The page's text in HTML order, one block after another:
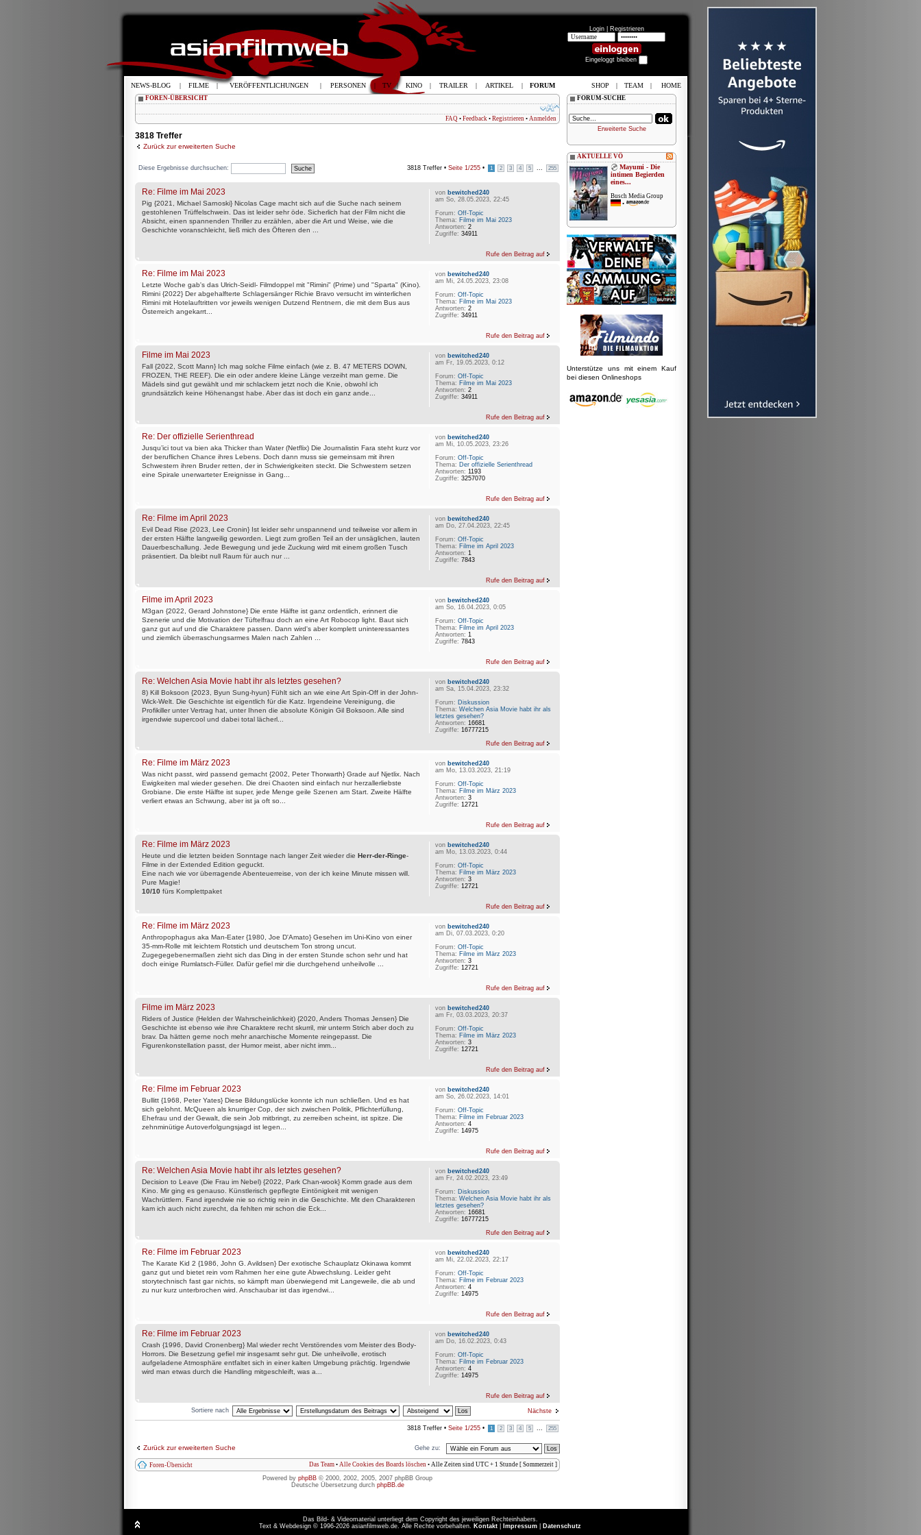
Login | Registrieren
Eingeloggt bleiben
FOREN-ÜBERSICHT
FAQ • Feedback • Registrieren • Anmelden
3818 Treffer
Zurück zur erweiterten Suche
Diese Ergebnisse durchsuchen: 3818 Treffer • Seite 1 /255 • 1 2 3 4 5 255
Re: Filme im Mai 2023
Pig {2021, Michael Sarnoski} Nicolas Cage macht sich auf die Suche nach seinem
gestohlenen Trüffelschwein. Das ist leider sehr öde. Sicherlich hat der Film nicht die
Absicht, einen spannenden Thriller zu erzählen, aber die Art und Weise, wie die
Geschichte voranschleicht, ließ mich des Öfteren den ...
von bewitched240
am So, 28.05.2023, 22:45
Forum: Off-Topic
Thema: Filme im Mai 2023
Antworten: 2
Zugriffe: 34911
Rufe den Beitrag auf
Re: Filme im Mai 2023
Letzte Woche gab's das Ulrich-Seidl- Filmdoppel mit "Rimini" (Prime) und "Sparta" (Kino).
Rimini {2022} Der abgehalfterte Schlagersänger Richie Bravo versucht im winterlichen
Rimini mit Hotelauftritten vor jeweils wenigen Dutzend Rentnern, die mit dem Bus aus
Österreich angekarrt...
von bewitched240
am Mi, 24.05.2023, 23:08
Forum: Off-Topic
Thema: Filme im Mai 2023
Antworten: 2
Zugriffe: 34911
Rufe den Beitrag auf
Filme im Mai 2023
Fall {2022, Scott Mann} Ich mag solche Filme einfach (wie z. B. 47 METERS DOWN,
FROZEN, THE REEF). Die ein oder andere kleine Länge verzeiht man gerne. Die
Mädels sind gut gewählt und mir schlackern jetzt noch die Knie, obwohl ich
grundsätzlich keine Höhenangst habe. Aber das ist doch ein ganz ande...
von bewitched240
am Fr, 19.05.2023, 0:12
Forum: Off-Topic
Thema: Filme im Mai 2023
Antworten: 2
Zugriffe: 34911
Rufe den Beitrag auf
Re: Der offizielle Serienthread
Jusqu’ici tout va bien aka Thicker than Water (Netflix)​ Die Journalistin Fara steht kurz vor
der beruflichen Chance ihres Lebens. Doch dann muss sie gemeinsam mit ihren
Schwestern ihren Bruder retten, der in Schwierigkeiten steckt. Die Schwestern setzen
eine Spirale unerwarteter Ereignisse in Gang...
von bewitched240
am Mi, 10.05.2023, 23:26
Forum: Off-Topic
Thema: Der offizielle Serienthread
Antworten: 1193
Zugriffe: 3257070
Rufe den Beitrag auf
Re: Filme im April 2023
Evil Dead Rise {2023, Lee Cronin} Ist leider sehr unspannend und teilweise vor allem in
der ersten Hälfte langweilig geworden. Liegt zum großen Teil an der unsäglichen, lauten
Dauerbeschallung. Jede Bewegung und jede Zuckung wird mit einem großen Tusch
präsentiert. Da bleibt null Raum für auch nur ...
von bewitched240
am Do, 27.04.2023, 22:45
Forum: Off-Topic
Thema: Filme im April 2023
Antworten: 1
Zugriffe: 7843
Rufe den Beitrag auf
Filme im April 2023
M3gan {2022, Gerard Johnstone} Die erste Hälfte ist ganz ordentlich, erinnert die
Szenerie und die Motivation der Tüftelfrau doch an eine Art Robocop light. Baut sich
ganz gut auf und die Charaktere passen. Dann wird's aber komplett uninteressantes
und ziemlich überraschungsarmes Malen nach Zahlen ...
von bewitched240
am So, 16.04.2023, 0:05
Forum: Off-Topic
Thema: Filme im April 2023
Antworten: 1
Zugriffe: 7843
Rufe den Beitrag auf
Re: Welchen Asia Movie habt ihr als letztes gesehen?
8) Kill Boksoon {2023, Byun Sung-hyun} Fühlt sich an wie eine Art Spin-Off in der John-
Wick-Welt. Die Geschichte ist eigentlich für die Katz. Irgendeine Vereinigung, die
Profikiller unter Vertrag hat, unter Ihnen die absolute Königin Gil Boksoon. Alle sind
irgendwie supercool und dabei total lächerl...
von bewitched240
am Sa, 15.04.2023, 23:32
Forum: Diskussion
Thema: Welchen Asia Movie habt ihr als
letztes gesehen?
Antworten: 16681
Zugriffe: 16777215
Rufe den Beitrag auf
Re: Filme im März 2023
Was nicht passt, wird passend gemacht {2002, Peter Thorwarth} Grade auf Njetlix. Nach
Ewigkeiten mal wieder gesehen. Die drei Chaoten sind einfach nur herzallerliebste
Grobiane. Die erste Hälfte ist super, jede Menge geile Szenen am Start. Zweite Hälfte
verliert etwas an Schwung, aber ist ja oft so...
von bewitched240
am Mo, 13.03.2023, 21:19
Forum: Off-Topic
Thema: Filme im März 2023
Antworten: 3
Zugriffe: 12721
Rufe den Beitrag auf
Re: Filme im März 2023
Heute und die letzten beiden Sonntage nach langer Zeit wieder die Herr-der-Ringe-
Filme in der Extended Edition geguckt.
Eine nach wie vor überragende Abenteuerreise, von der ich keine Minute missen will.
Pure Magie!
10/10 fürs Komplettpaket
von bewitched240
am Mo, 13.03.2023, 0:44
Forum: Off-Topic
Thema: Filme im März 2023
Antworten: 3
Zugriffe: 12721
Rufe den Beitrag auf
Re: Filme im März 2023
Anthropophagus aka Man-Eater {1980, Joe D'Amato} Gesehen im Uni-Kino von einer
35-mm-Rolle mit leichtem Rotstich und deutschem Ton strong uncut.
Zugegegebenermaßen zieht sich das Ding in der ersten Stunde schon sehr und hat
doch einige Rumlatsch-Füller. Dafür gefiel mir die durchgehend unheilvolle ...
von bewitched240
am Di, 07.03.2023, 0:20
Forum: Off-Topic
Thema: Filme im März 2023
Antworten: 3
Zugriffe: 12721
Rufe den Beitrag auf
Filme im März 2023
Riders of Justice (Helden der Wahrscheinlichkeit) {2020, Anders Thomas Jensen} Die
Geschichte ist ebenso wie ihre Charaktere recht skurril, mir unterm Strich aber doch zu
brav. Da hätten gerne noch mehr anarchische Momente reingepasst. Die
Figurenkonstellation passt, der Humor meist, aber nicht imm...
von bewitched240
am Fr, 03.03.2023, 20:37
Forum: Off-Topic
Thema: Filme im März 2023
Antworten: 3
Zugriffe: 12721
Rufe den Beitrag auf
Re: Filme im Februar 2023
Bullitt {1968, Peter Yates} Diese Bildungslücke konnte ich nun schließen. Und es hat
sich gelohnt. McQueen als knurriger Cop, der sich zwischen Politik, Pflichterfüllung,
Ehefrau und der Gewalt, die sein Job mitbringt, zu zerreiben scheint, ist spitze. Die
zehnminütige Autoverfolgungsjagd ist legen...
von bewitched240
am So, 26.02.2023, 14:01
Forum: Off-Topic
Thema: Filme im Februar 2023
Antworten: 4
Zugriffe: 14975
Rufe den Beitrag auf
Re: Welchen Asia Movie habt ihr als letztes gesehen?
Decision to Leave (Die Frau im Nebel) {2022, Park Chan-wook} Komm grade aus dem
Kino. Mir ging es genauso. Künstlerisch gepflegte Eintönigkeit mit wenigen
Wachrüttlern. Fand irgendwie nie so richtig rein in die Geschichte. Mit den Charakteren
kam ich auch nicht zurecht, da fehlten mir schon die Eck...
von bewitched240
am Fr, 24.02.2023, 23:49
Forum: Diskussion
Thema: Welchen Asia Movie habt ihr als
letztes gesehen?
Antworten: 16681
Zugriffe: 16777215
Rufe den Beitrag auf
Re: Filme im Februar 2023
The Karate Kid 2 {1986, John G. Avildsen} Der exotische Schauplatz Okinawa kommt
ganz gut und bietet rein vom Rahmen her eine gute Abwechslung. Leider geht
storytechnisch fast gar nichts, so kämpft man überwiegend mit Langeweile, die ab und
zu nur kurz unterbrochen wird. Anschaubar ist das irgendwi...
von bewitched240
am Mi, 22.02.2023, 22:17
Forum: Off-Topic
Thema: Filme im Februar 2023
Antworten: 4
Zugriffe: 14975
Rufe den Beitrag auf
Re: Filme im Februar 2023
Crash {1996, David Cronenberg} Mal wieder recht Verstörendes vom Meister des Body-
Horrors. Die Besetzung gefiel mir insgesamt sehr gut. Die unheilvolle, erotisch
aufgeladene Atmosphäre entfaltet sich in einer kalten Umgebung prächtig. Irgendwie
wird man etwas durch die Handling mitgeschleift, was a...
von bewitched240
am Do, 16.02.2023, 0:43
Forum: Off-Topic
Thema: Filme im Februar 2023
Antworten: 4
Zugriffe: 14975
Rufe den Beitrag auf
Nächste
Sortiere nach
3818 Treffer • Seite 1 /255 • 1 2 3 4 5 255
Zurück zur erweiterten Suche Gehe zu:
Foren-Übersicht Das Team • Alle Cookies des Boards löschen • Alle Zeiten sind UTC + 1 Stunde [ Sommerzeit ]
Powered by phpBB © 2000, 2002, 2005, 2007 phpBB Group
Deutsche Übersetzung durch phpBB.de
FORUM-SUCHE
Erweiterte Suche
AKTUELLE VÖ
Mayumi - Die
intimen Begierden
eines...
Busch Media Group
•
Unterstütze uns mit einem Kauf
bei diesen Onlineshops
Das Bild- & Videomaterial unterliegt dem Copyright des jeweiligen Rechteinhabers.
Text & Webdesign © 1996-2026 asianfilmweb.de. Alle Rechte vorbehalten. Kontakt Impressum Datenschutz
NEWS-BLOG | FILME | VERÖFFENTLICHUNGEN | PERSONEN | TV | KINO | TRAILER | ARTIKEL | FORUM SHOP | TEAM | HOME